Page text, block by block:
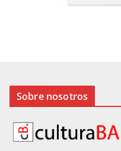
Sobre nosotros